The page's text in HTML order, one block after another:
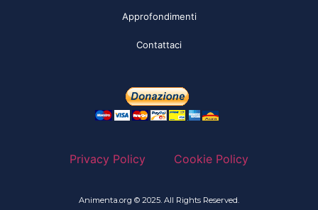
Approfondimenti
Contattaci
Privacy Policy Cookie Policy
Animenta.org © 2025. All Rights Reserved.